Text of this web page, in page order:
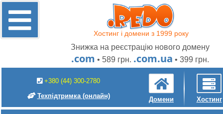
Хостинг і домени з 1999 року
Знижка на реєстрацію нового домену
.com • 589 грн. .com.ua • 399 грн.
+380 (44) 300-2780
Техпідтримка (онлайн) Домени Хостинг